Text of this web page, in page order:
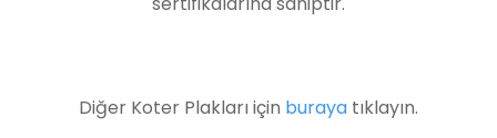
Diğer Koter Plakları için buraya tıklayın.